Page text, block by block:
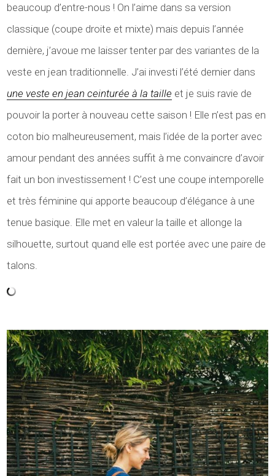
beaucoup d’entre-nous ! On l’aime dans sa version
classique (coupe droite et mixte) mais depuis l’année
dernière, j’avoue me laisser tenter par des variantes de la
veste en jean traditionnelle. J’ai investi l’été dernier dans
une veste en jean ceinturée à la taille et je suis ravie de
pouvoir la porter à nouveau cette saison ! Elle n’est pas en
coton bio malheureusement, mais l’idée de la porter avec
amour pendant des années suffit à me convaincre d’avoir
fait un bon investissement ! C’est une coupe intemporelle
et très féminine qui apporte beaucoup d’élégance à une
tenue basique. Elle met en valeur la taille et allonge la
silhouette, surtout quand elle est portée avec une paire de
talons.